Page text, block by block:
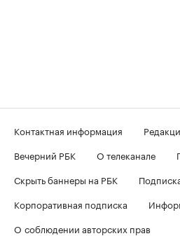
Контактная информация
Вечерний РБК
О телеканале
Скрыть баннеры на РБК
Корпоративная подписка
О соблюдении авторских прав